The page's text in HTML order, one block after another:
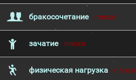
бракосочетание- плохо
зачатие- плохо
физическая нагрузка - плохо